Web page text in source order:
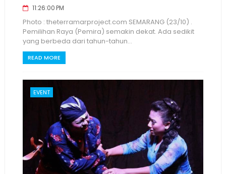
11:26:00 PM
Photo : theterramarproject.com SEMARANG (23/10) .
Pemilihan Raya (Pemira) semakin dekat. Ada sedikit
yang berbeda dari tahun-tahun...
READ MORE
EVENT